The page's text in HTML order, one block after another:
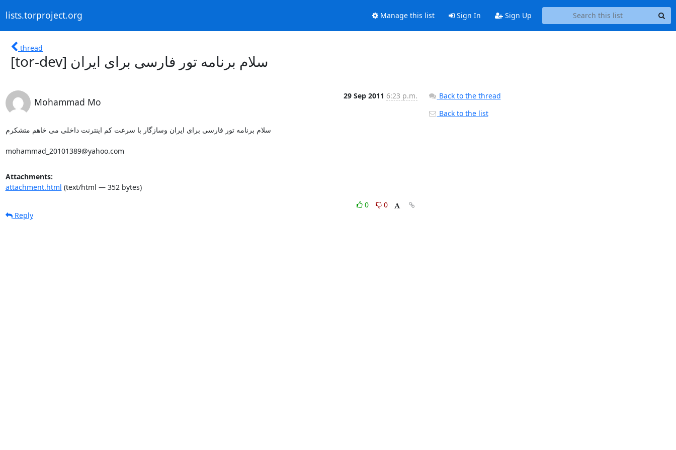
lists.torproject.org Manage this list Sign In Sign Up
thread
[tor-dev] سلام برنامه تور فارسی برای ایران
Mohammad Mo
29 Sep 2011 6:23 p.m.
سلام برنامه تور فارسی برای ایران وسازگار با سرعت کم اینترنت داخلی می خاهم متشکرم
mohammad_20101389@yahoo.com
Attachments:
attachment.html (text/html — 352 bytes)
0
0
Reply
Back to the thread
Back to the list